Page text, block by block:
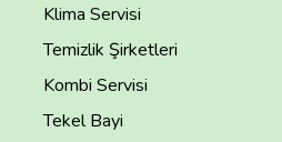
Klima Servisi
Temizlik Şirketleri
Kombi Servisi
Tekel Bayi